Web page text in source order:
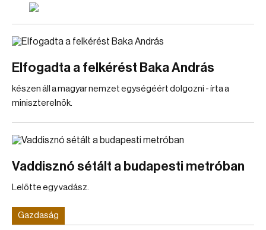
Elfogadta a felkérést Baka András
készen áll a magyar nemzet egységéért dolgozni - írta a
miniszterelnök.
Vaddisznó sétált a budapesti metróban
Lelőtte egy vadász.
Gazdaság